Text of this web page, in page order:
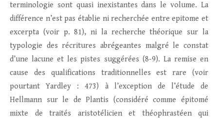
terminologie sont quasi inexistantes dans le volume. La
différence n’est pas établie ni recherchée entre epitome et
excerpta (voir p. 81), ni la recherche théorique sur la
typologie des récritures abrégeantes malgré le constat
d’une lacune et les pistes suggérées (8-9). La remise en
cause des qualifications traditionnelles est rare (voir
pourtant Yardley : 473) à l’exception de l’étude de
Hellmann sur le de Plantis (considéré comme épitomé
mixte de traités aristotélicien et théophrastéen qui